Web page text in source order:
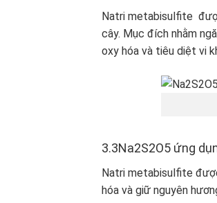
Natri metabisulfite
cây. Mục đích nhằm
oxy hóa và tiêu diệt vi
3.3Na2S2O5 ứng
Natri metabisulfite
hóa và giữ nguyên